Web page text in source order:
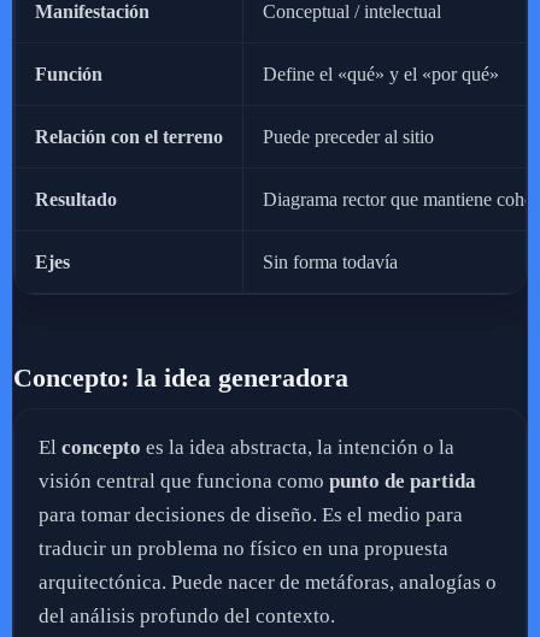
Manifestación Conceptual / intelectual
Función Define el «qué» y el «por qué»
Relación con el terreno Puede preceder al sitio
Resultado Diagrama rector que mantiene
Ejes Sin forma todavía
Concepto: la idea generadora
El concepto es la idea abstracta, la intención o la
visión central que funciona como punto de partida
para tomar decisiones de diseño. Es el medio para
traducir un problema no físico en una propuesta
arquitectónica. Puede nacer de metáforas, analogías o
del análisis profundo del contexto.